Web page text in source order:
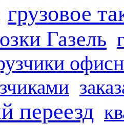
грузовое
Газель
переезд